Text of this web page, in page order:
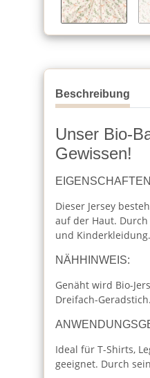
Beschreibung
Unser Bio-
Gewissen!
Dieser Jersey
auf der Haut.
und
NÄHHINWEIS:
Genäht wird Bio-
Dreifach-
Ideal für T-Shirts,
geeignet. Durch